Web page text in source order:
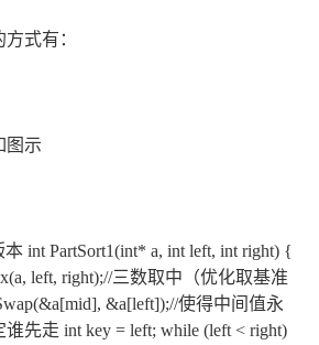
式有：
图示
int PartSort1(int* a, int left, int right) {
left, right);//三数取中（优化取基准
&a[left]);//使得中间值永
先走 int key = left; while (left < right)